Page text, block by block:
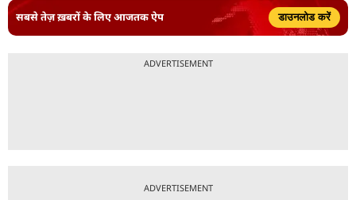
सबसे तेज़ ख़बरों के लिए आजतक ऐप डाउनलोड करें
ADVERTISEMENT
ADVERTISEMENT